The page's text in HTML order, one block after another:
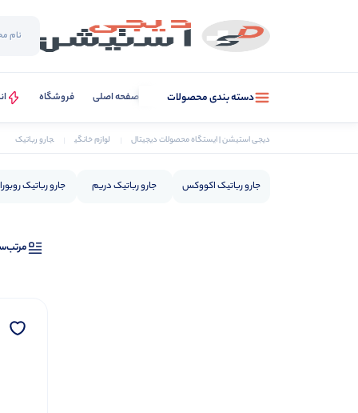
دسته بندی محصولات صفحه اصلی فروشگاه
دیجی استیشن | ایستگاه محصولات دیجیتال لوازم خانگی جارو رباتیک
جارو رباتیک اکووکس جارو رباتیک دریم جارو رباتیک